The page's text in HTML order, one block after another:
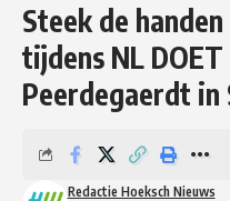
Steek de
tijdens NL DOET
Peerdegaerdt in
Redactie Hoeksch Nieuws